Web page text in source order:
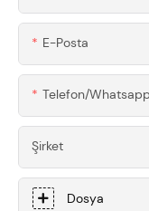
E-Posta
Telefon/whatsapp
Şirket
Dosya